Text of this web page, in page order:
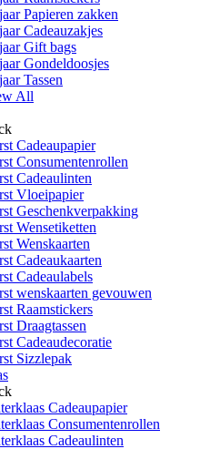
Papieren zakken
Cadeauzakjes
Gift bags
Gondeldoosjes
Tassen
All
Cadeaupapier
Consumentenrollen
Cadeaulinten
Vloeipapier
Geschenkverpakking
Wensetiketten
Wenskaarten
Cadeaukaarten
Cadeaulabels
wenskaarten gevouwen
Raamstickers
Draagtassen
Cadeaudecoratie
Sizzlepak
Cadeaupapier
Consumentenrollen
Cadeaulinten